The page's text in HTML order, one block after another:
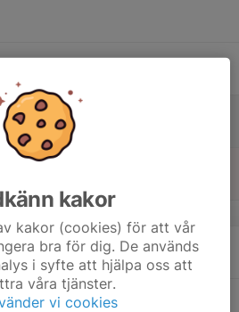
kakor
kakor (cookies) för att vår
bra för dig. De används
i syfte att hjälpa oss att
våra tjänster.
vi cookies